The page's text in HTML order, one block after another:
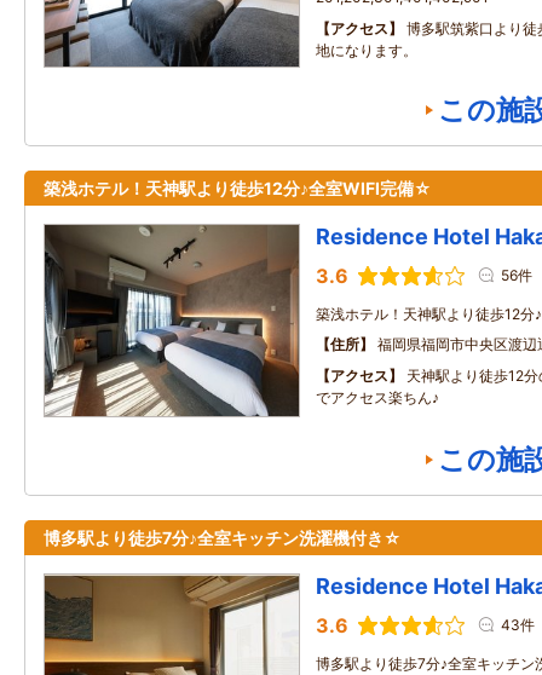
アクセス
博多駅筑紫口より
地になります。
この施
築浅ホテル！天神駅より徒歩12分♪全室WIFI完備☆
Residence Hotel
3.6 56件
築浅ホテル！天神駅より徒歩12
住所
福岡県福岡市中央区渡
アクセス
天神駅より徒歩12
でアクセス楽ちん♪
この施
博多駅より徒歩7分♪全室キッチン洗濯機付き☆
Residence Hotel
3.6 43件
博多駅より徒歩7分♪全室キッチ